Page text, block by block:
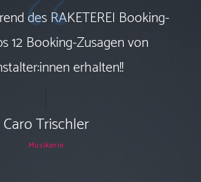
“
des RAKETEREI Booking-
12 Booking-Zusagen von
erhalten!!
Caro Trischler
Musikerin